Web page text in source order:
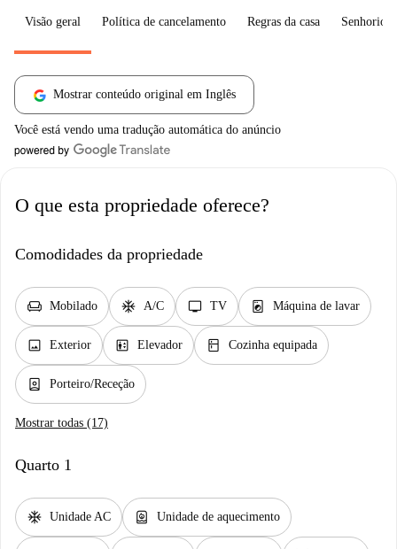
Visão geral Política de cancelamento Regras da casa Senhorio
Mostrar conteúdo original em Inglês
Você está vendo uma tradução automática do anúncio
O que esta propriedade oferece?
Comodidades da propriedade
chair Mobilado ac_unit A/C tv TV local_laundry_service Máquina de lavar
image Exterior elevator Elevador kitchen Cozinha equipada
person_book Porteiro/Receção
Mostrar todas (17)
Quarto 1
ac_unit Unidade AC water_heater Unidade de aquecimento